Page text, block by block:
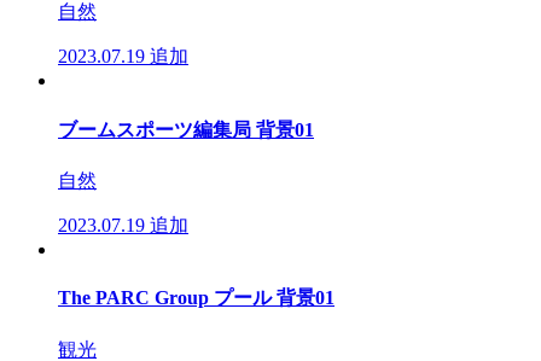
自然
2023.07.19 追加
ブームスポーツ編集局 背景01
自然
2023.07.19 追加
The PARC Group プール 背景01
観光